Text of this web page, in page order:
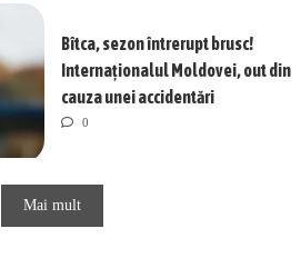
Bîtca, sezon întrerupt brusc!
Internaționalul Moldovei, out din
cauza unei accidentări
0
Mai mult